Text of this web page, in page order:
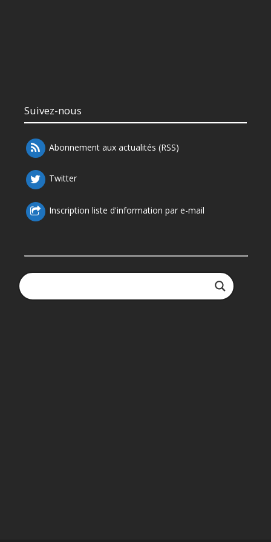
Suivez-nous
Abonnement aux actualités (RSS)
Twitter
Inscription liste d'information par e-mail